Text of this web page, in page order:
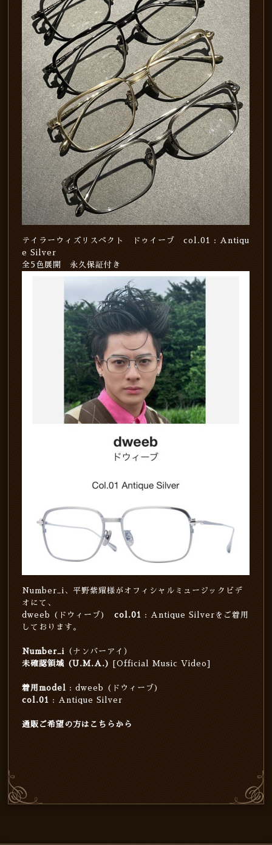
テイラーウィズリスペクト ドゥイーブ col.01 : Antiqu
e Silver
全5色展開 永久保証付き
Number_i、平野紫耀様がオフィシャルミュージックビデ
オにて、
dweeb (ドウィーブ)col.01 : Antique Silverをご着用
しております。
Number_i （ナンバーアイ）
未確認領域 (U.M.A.)
[Official Music Video]
着用model : dweeb (ドウィーブ)
col.01 : Antique Silver
通販ご希望の方はこちらから